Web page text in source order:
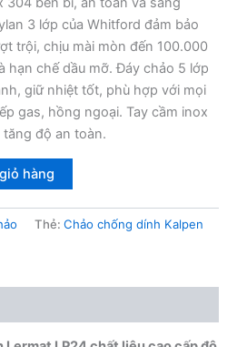
3 lớp của Whitford đảm bảo
trội, chịu mài mòn đến 100.000
hạn chế dầu mỡ. Đáy chảo 5 lớp
giữ nhiệt tốt, phù hợp với mọi
gas, hồng ngoại. Tay cầm inox
độ an toàn.
hàng
Thẻ: Chảo chống dính Kalpen